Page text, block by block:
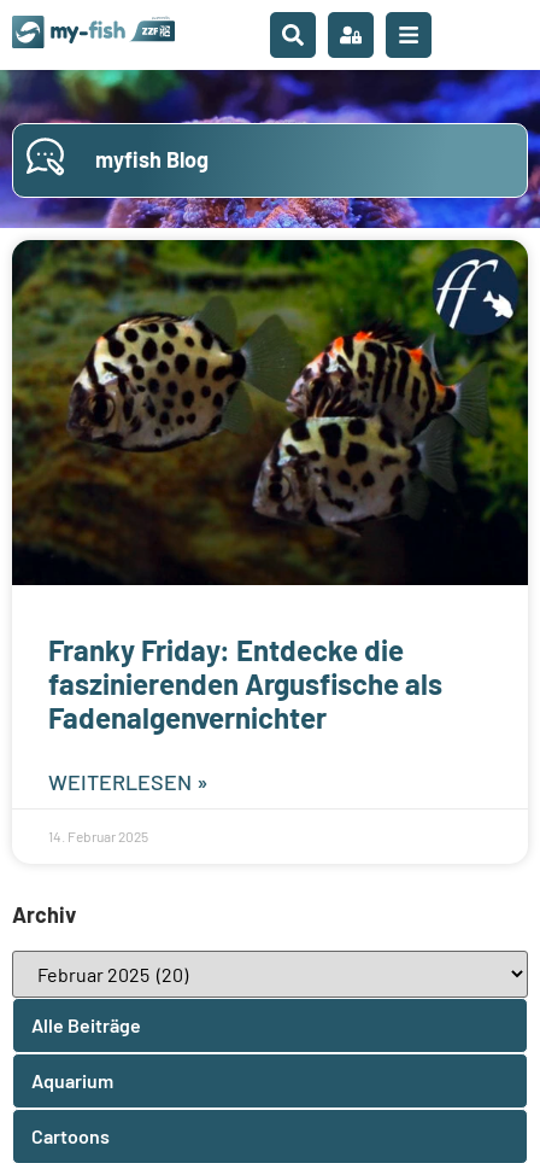
myfish Blog
Franky Friday: Entdecke die
faszinierenden Argusfische als
Fadenalgenvernichter
WEITERLESEN »
14. Februar 2025
Archiv
Alle Beiträge
Aquarium
Cartoons